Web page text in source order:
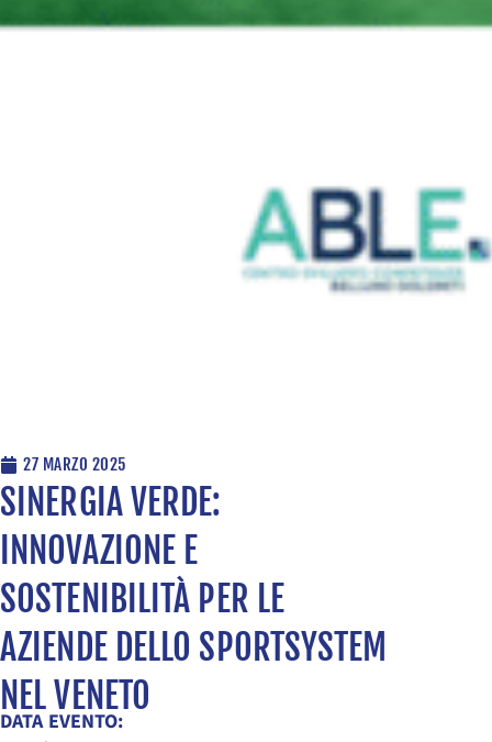
27 MARZO 2025
SINERGIA VERDE:
INNOVAZIONE E
SOSTENIBILITÀ PER LE
AZIENDE DELLO SPORTSYSTEM
NEL VENETO
DATA EVENTO: